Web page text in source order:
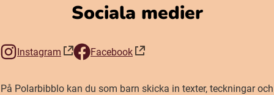
Sociala medier
Instagram
(öppnas i nytt fönster)
Facebook
(öppnas i nytt fönster)
På Polarbibblo kan du som barn skicka in texter, teckningar och